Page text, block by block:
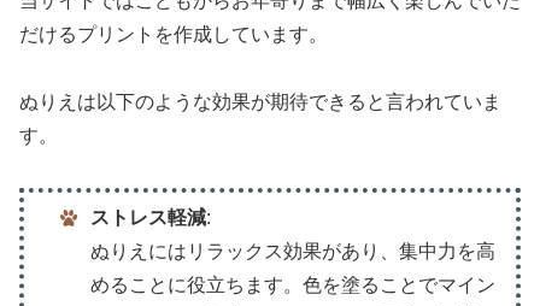
だけるプリントを作成しています。
ぬりえは以下のような効果が期待できると言われていま
す。
ストレス軽減:
ぬりえにはリラックス効果があり、集中力を高
めることに役立ちます。色を塗ることでマイン